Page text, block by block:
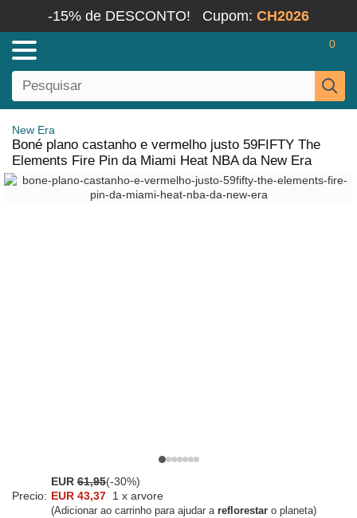
-15% de DESCONTO! Cupom: CH2026
0
New Era
Boné plano castanho e vermelho justo 59FIFTY The
Elements Fire Pin da Miami Heat NBA da New Era
EUR 61,95(-30%)
Precio: EUR 43,37 1 x arvore
(Adicionar ao carrinho para ajudar a reflorestar o planeta)